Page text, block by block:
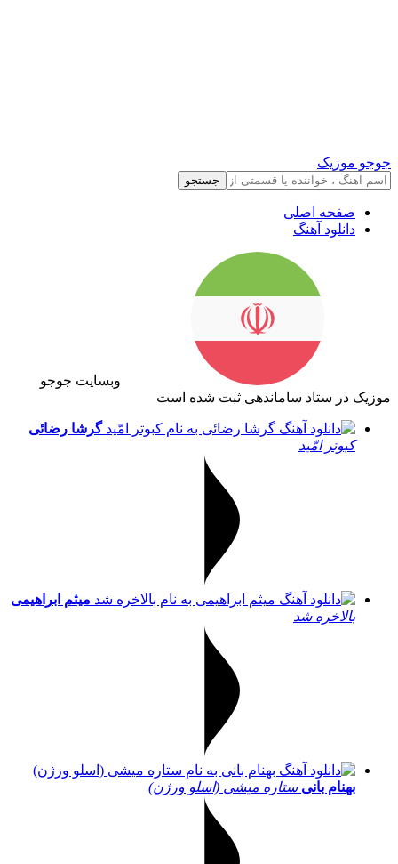
جوجو موزیک
جستجو
صفحه اصلی
دانلود آهنگ
وبسایت جوجو
موزیک در ستاد ساماندهی ثبت شده است
گرشا رضائی
کبوتر امّید
میثم ابراهیمی
بالاخره شد
بهنام بانی ستاره میشی (اسلو ورژن)